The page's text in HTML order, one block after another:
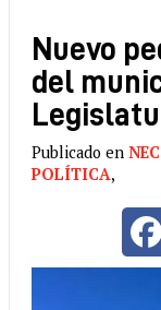
Nuevo
del
Publicado en
POLÍTICA,